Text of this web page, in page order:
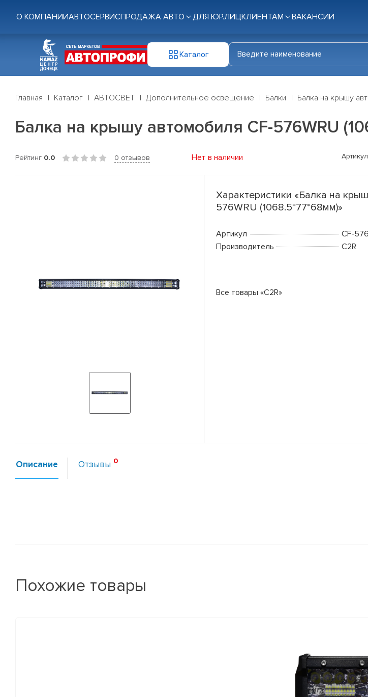
О КОМПАНИИАВТОСЕРВИСПРОДАЖА АВТО ДЛЯ ЮР.ЛИЦКЛИЕНТАМ ВАКАНСИИ
Каталог
Главная Каталог АВТОСВЕТ Дополнительное освещение Балки Балка на крышу
Балка на крышу автомобиля CF-576WRU
Рейтинг 0.0 0 отзывов Нет в наличии
Характеристики «Балка на
576WRU (1068.5*77*68мм)»
Артикул
CF-
Производитель
C2R
Все товары «C2R»
Описание Отзывы
Похожие товары